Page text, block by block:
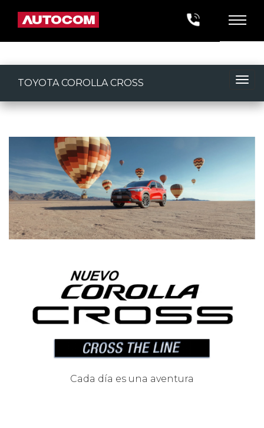
TOYOTA COROLLA CROSS
Cada día es una aventura